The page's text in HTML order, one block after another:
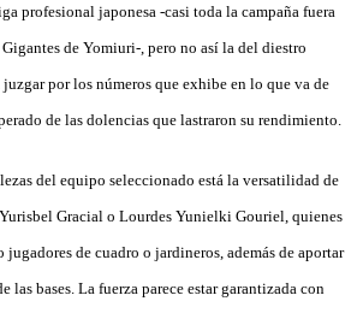
profesional japonesa -casi toda la campaña fuera
de Yomiuri-, pero no así la del diestro
por los números que exhibe en lo que va de
de las dolencias que lastraron su rendimiento.
del equipo seleccionado está la versatilidad de
Gracial o Lourdes Yunielki Gouriel, quienes
de cuadro o jardineros, además de aportar
las bases. La fuerza parece estar garantizada con